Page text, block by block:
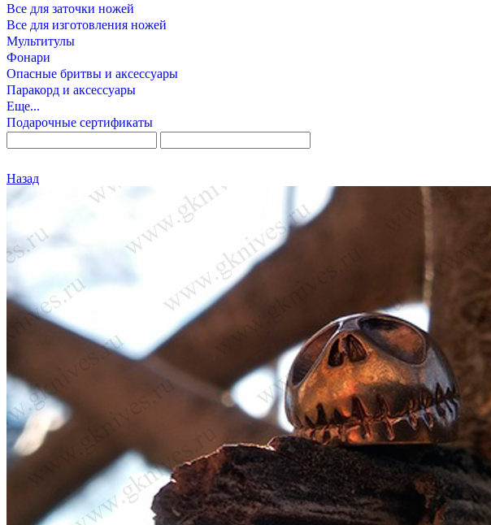
Все для заточки ножей
Все для изготовления ножей
Мультитулы
Фонари
Опасные бритвы и аксессуары
Паракорд и аксессуары
Еще...
Подарочные сертификаты
Назад